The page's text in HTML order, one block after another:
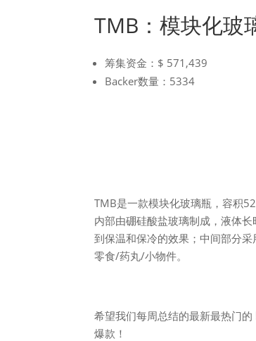
TMB：模块化玻
筹集资金：$ 571,439
Backer数量：5334
TMB是一款模块化玻璃瓶，容积
内部由硼硅酸盐玻璃制成，液体
到保温和保冷的效果；中间部分
零食/药丸/小物件。
希望我们每周总结的最新最热门
爆款！